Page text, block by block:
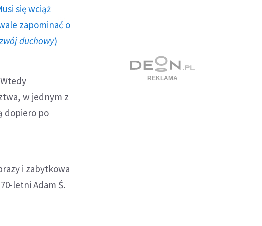
się wciąż
zapominać o
duchowy)
w jednym z
dopiero po
i zabytkowa
letni Adam Ś.